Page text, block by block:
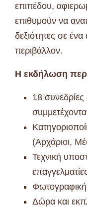
επιπέδου,
επιθυμούν να
δεξιότητες σε ένα
περιβάλλον.
Η εκδήλωση
18 συνεδρίες
συμμετέχοντα
(Αρχάριοι,
Τεχνική
Φωτογραφική
Δώρα και